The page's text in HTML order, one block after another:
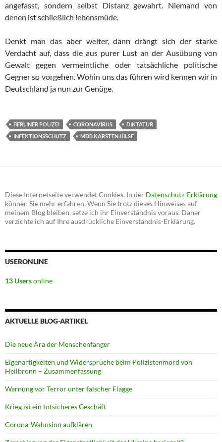
angefasst, sondern selbst Distanz gewahrt. Niemand von
denen ist schließlich lebensmüde.
Denkt man das aber weiter, dann drängt sich der starke
Verdacht auf, dass die aus purer Lust an der Ausübung von
Gewalt gegen vermeintliche oder tatsächliche politische
Gegner so vorgehen. Wohin uns das führen wird kennen wir in
Deutschland ja nun zur Genüge.
BERLINER POLIZEI CORONAVIRUS
DIKTATUR
INFEKTIONSSCHUTZ
MDB KARSTEN HILSE
Diese Internetseite verwendet Cookies. In der Datenschutz-Erklärung
können Sie mehr erfahren. Wenn Sie trotz dieses Hinweises auf
meinem Blog bleiben, setze ich ihr Einverständnis voraus. Daher
verzichte ich auf Ihre ausdrückliche Einverständnis-Erklärung.
USERONLINE
13 Usersonline
AKTUELLE BLOG-ARTIKEL
Die neue Ära der Menschenfänger
Eigenartigkeiten und Widersprüche beim Polizistenmord von
Heilbronn – Zusammenfassung
Warnung vor Terror unter falscher Flagge
Krieg ist ein totsicheres Geschäft
Corona-Wahnsinn aufklären